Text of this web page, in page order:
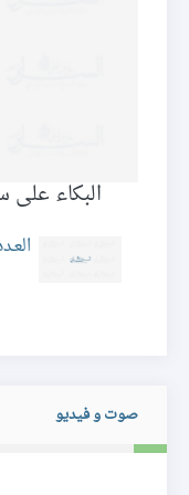
البكاء على
صوت و فيديو